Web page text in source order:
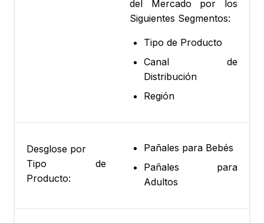
del Mercado por los
Siguientes Segmentos:
Tipo de Producto
Canal de
Distribución
Región
Desglose por
Tipo de
Producto:
Pañales para Bebés
Pañales para
Adultos